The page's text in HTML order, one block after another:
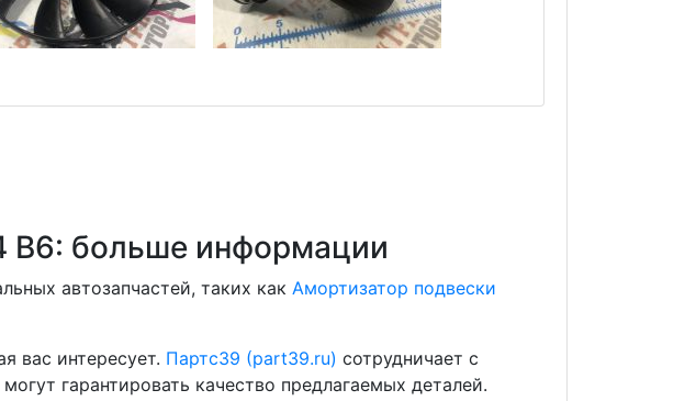
B6: больше информации
автозапчастей, таких как Амортизатор подвески
вас интересует. Партс39 (part39.ru) сотрудничает с
гарантировать качество предлагаемых деталей.